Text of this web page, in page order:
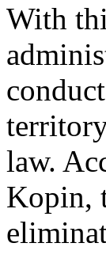
With
law.
Kopin,